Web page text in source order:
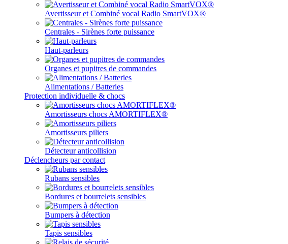
Avertisseur et Combiné vocal Radio SmartVOX®
Centrales - Sirènes forte puissance
Haut-parleurs
Organes et pupitres de commandes
Alimentations / Batteries
Protection individuelle & chocs
Amortisseurs chocs AMORTIFLEX®
Amortisseurs piliers
Détecteur anticollision
Déclencheurs par contact
Rubans sensibles
Bordures et bourrelets sensibles
Bumpers à détection
Tapis sensibles